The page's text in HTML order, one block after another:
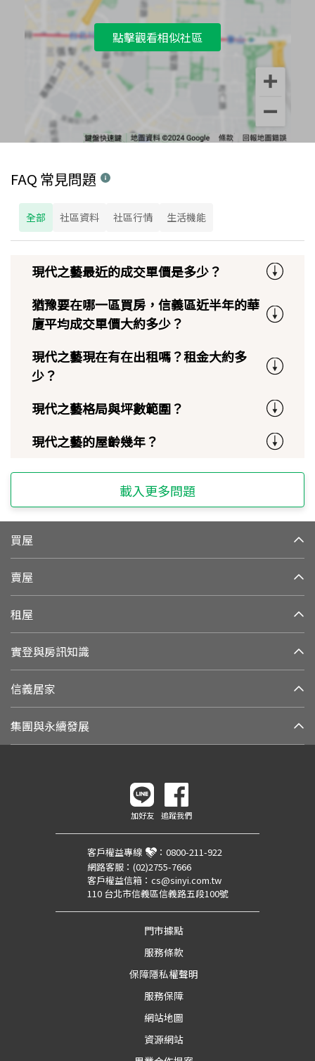
點擊觀看相似社區
FAQ 常見問題
全部 社區資料 社區行情 生活機能
現代之藝最近的成交單價是多少？
猶豫要在哪一區買房，信義區近半年的華
廈平均成交單價大約多少？
現代之藝現在有在出租嗎？租金大約多
少？
現代之藝格局與坪數範圍？
現代之藝的屋齡幾年？
載入更多問題
買屋
賣屋
租屋
實登與房訊知識
信義居家
集團與永續發展
加好友 追蹤我們
客戶權益專線 ： 0800-211-922
網路客服： (02)2755-7666
客戶權益信箱： cs@sinyi.com.tw
110 台北市信義區信義路五段100號
門市據點
服務條款
保障隱私權聲明
服務保障
網站地圖
資源網站